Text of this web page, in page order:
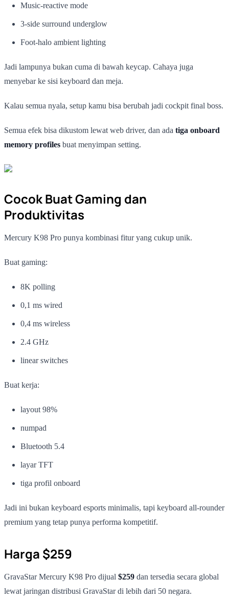
Music-reactive mode
3-side surround underglow
Foot-halo ambient lighting
Jadi lampunya bukan cuma di bawah keycap. Cahaya juga
menyebar ke sisi keyboard dan meja.
Kalau semua nyala, setup kamu bisa berubah jadi cockpit final boss.
Semua efek bisa dikustom lewat web driver, dan ada tiga onboard
memory profiles buat menyimpan setting.
Cocok Buat Gaming dan
Produktivitas
Mercury K98 Pro punya kombinasi fitur yang cukup unik.
Buat gaming:
8K polling
0,1 ms wired
0,4 ms wireless
2.4 GHz
linear switches
Buat kerja:
layout 98%
numpad
Bluetooth 5.4
layar TFT
tiga profil onboard
Jadi ini bukan keyboard esports minimalis, tapi keyboard all-rounder
premium yang tetap punya performa kompetitif.
Harga $259
GravaStar Mercury K98 Pro dijual $259 dan tersedia secara global
lewat jaringan distribusi GravaStar di lebih dari 50 negara.